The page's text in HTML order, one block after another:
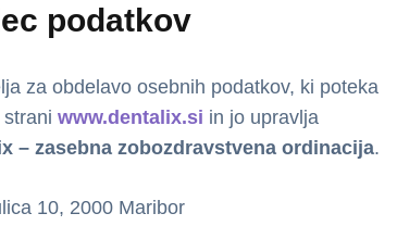
podatkov
za obdelavo osebnih podatkov, ki poteka
www.dentalix.si in jo upravlja
– zasebna zobozdravstvena ordinacija.
10, 2000 Maribor